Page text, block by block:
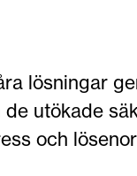
lösningar
utökade
och